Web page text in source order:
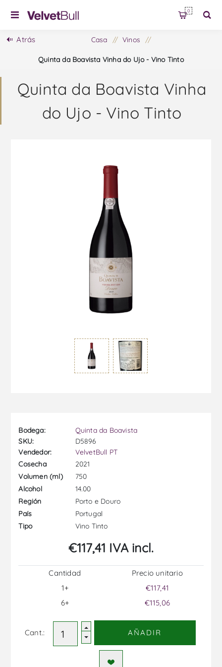
0
Atrás Casa / Vinos /
Quinta da Boavista Vinha do Ujo - Vino Tinto
Quinta da Boavista Vinha
do Ujo - Vino Tinto
Bodega:
Quinta da Boavista
SKU:
D5896
Vendedor:
VelvetBull PT
Cosecha
2021
Volumen (ml)
750
Alcohol
14.00
Región
Porto e Douro
País
Portugal
Tipo
Vino Tinto
€117,41 IVA incl.
Cantidad
1+
6+
Precio unitario
€117,41
€115,06
Cant.: AÑADIR